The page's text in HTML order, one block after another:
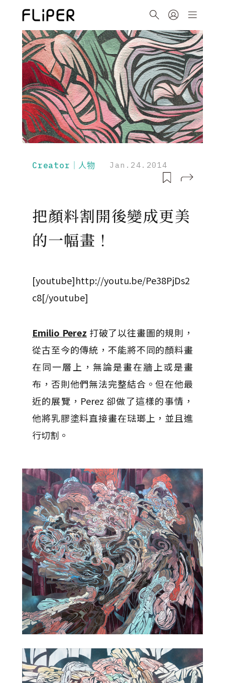
Creator｜人物 Jan.24.2014
把顏料割開後變成更美
的一幅畫！
[youtube]http://youtu.be/Pe38PjDs2
c8[/youtube]
Emilio Perez 打破了以往畫圖的規則，
從古至今的傳統，不能將不同的顏料畫
在同一層上，無論是畫在牆上或是畫
布，否則他們無法完整結合。但在他最
近的展覽，Perez 卻做了這樣的事情，
他將乳膠塗料直接畫在琺瑯上，並且進
行切割。